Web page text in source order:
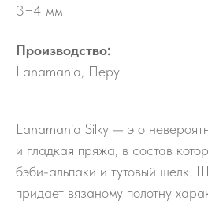
3−4 мм
Производство:
Lanamania, Перу
Lanamania Silky — это
и гладкая пряжа, в состав
бэби-альпаки и тутовый шелк.
придает вязаному полотну